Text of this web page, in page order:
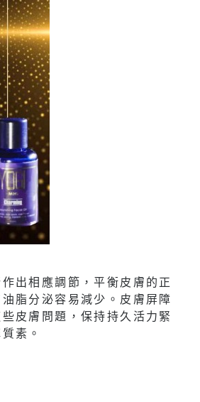
出相應調節，平衡皮膚的正
脂分泌容易減少。皮膚屏障
皮膚問題，保持持久活力緊
素。